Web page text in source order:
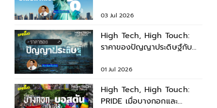
03 Jul 2026
High Tech, High Touch:
ราคาของปัญญาประดิษฐ์กับ
01 Jul 2026
High Tech, High Touch:
PRIDE เมื่อบางกอกและ